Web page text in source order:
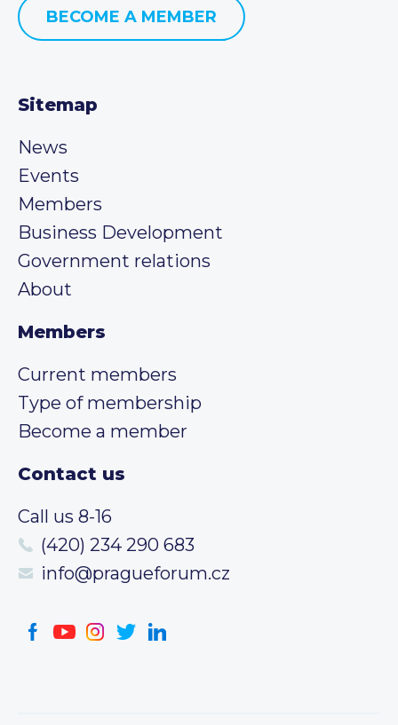
BECOME A MEMBER
Sitemap
News
Events
Members
Business Development
Government relations
About
Members
Current members
Type of membership
Become a member
Contact us
Call us 8-16
(420) 234 290 683
info@pragueforum.cz